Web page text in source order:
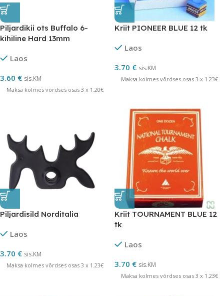
Piljardikii ots Buffalo 6-
kihiline Hard 13mm
Laos
3.60 € sis.KM
Maksa kolmes võrdses osas 3 x 1.20€
Kriit PIONEER BLUE 12 tk
Laos
3.70 € sis.KM
Maksa kolmes võrdses osas 3 x 1.23€
Piljardisild Norditalia
Laos
3.70 € sis.KM
Maksa kolmes võrdses osas 3 x 1.23€
Kriit TOURNAMENT BLUE 12
tk
Laos
3.70 € sis.KM
Maksa kolmes võrdses osas 3 x 1.23€